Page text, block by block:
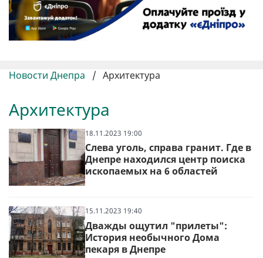
Новости Днепра / Архитектура
Архитектура
18.11.2023 19:00
Слева уголь, справа гранит. Где в
Днепре находился центр поиска
ископаемых на 6 областей
15.11.2023 19:40
Дважды ощутил "прилеты":
История необычного Дома
пекаря в Днепре